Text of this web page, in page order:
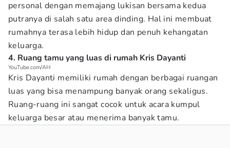
personal dengan memajang lukisan bersama kedua
putranya di salah satu area dinding. Hal ini membuat
rumahnya terasa lebih hidup dan penuh kehangatan
keluarga.
4. Ruang tamu yang luas di rumah Kris Dayanti
YouTube.com/AH
Kris Dayanti memiliki rumah dengan berbagai ruangan
luas yang bisa menampung banyak orang sekaligus.
Ruang-ruang ini sangat cocok untuk acara kumpul
keluarga besar atau menerima banyak tamu.